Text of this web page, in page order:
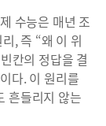
수능은 매년 조
, 즉 “왜 이 위
칸의 정답을 결
다. 이 원리를
흔들리지 않는